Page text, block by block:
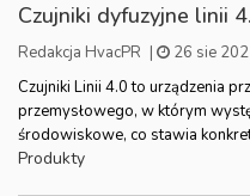
Czujniki dyfuzyjne linii
Redakcja HvacPR |
26 sie
Czujniki Linii 4.0 to urządzenia
przemysłowego, w którym
środowiskowe, co stawia
Produkty